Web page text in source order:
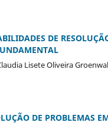
DE
Lisete Oliveira
DE PROBLEMAS